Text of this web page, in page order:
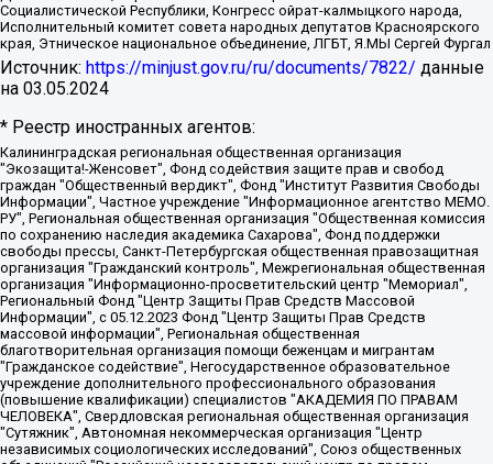
Социалистической Республики, Конгресс ойрат-калмыцкого народа,
Исполнительный комитет совета народных депутатов Красноярского
края, Этническое национальное объединение, ЛГБТ, Я.МЫ Сергей Фургал
Источник: https://minjust.gov.ru/ru/documents/7822/ данные
на 03.05.2024
* Реестр иностранных агентов:
Калининградская региональная общественная организация "Экозащита!-Женсовет", Фонд содействия защите прав и свобод граждан "Общественный вердикт", Фонд "Институт Развития Свободы Информации", Частное учреждение "Информационное агентство МЕМО. РУ", Региональная общественная организация "Общественная комиссия по сохранению наследия академика Сахарова", Фонд поддержки свободы прессы, Санкт-Петербургская общественная правозащитная организация "Гражданский контроль", Межрегиональная общественная организация "Информационно-просветительский центр "Мемориал", Региональный Фонд "Центр Защиты Прав Средств Массовой Информации", с 05.12.2023 Фонд "Центр Защиты Прав Средств массовой информации", Региональная общественная благотворительная организация помощи беженцам и мигрантам "Гражданское содействие", Негосударственное образовательное учреждение дополнительного профессионального образования (повышение квалификации) специалистов "АКАДЕМИЯ ПО ПРАВАМ ЧЕЛОВЕКА", Свердловская региональная общественная организация "Сутяжник", Автономная некоммерческая организация "Центр независимых социологических исследований", Союз общественных объединений "Российский исследовательский центр по правам человека", Региональное общественное учреждение научно-информационный центр "МЕМОРИАЛ", Некоммерческая организация "Фонд защиты гласности", Автономная некоммерческая организация "Институт прав человека", Городская общественная организация "Екатеринбургское общество "МЕМОРИАЛ", Городская общественная организация "Рязанское историко-просветительское и правозащитное общество "Мемориал" (Рязанский Мемориал), Челябинский региональный орган общественной самодеятельности – женское общественное объединение "Женщины Евразии", Челябинский региональный орган общественной самодеятельности "Уральская правозащитная группа", Фонд содействия защите здоровья и социальной справедливости имени Андрея Рылькова, Автономная Некоммерческая Организация "Аналитический Центр Юрия Левады", Автономная некоммерческая организация социальной поддержки населения "Проект Апрель", Региональная общественная организация помощи женщинам и детям, находящимся в кризисной ситуации "Информационно-методический центр "Анна", Фонд содействия развитию массовых коммуникаций и правовому просвещению "Так-так-Так", Фонд содействия устойчивому развитию "Серебряная тайга", Свердловский региональный общественный фонд социальных проектов "Новое время", "Idel.Реалии", Кавказ.Реалии, Крым.Реалии, Телеканал Настоящее Время, Татаро-башкирская служба Радио Свобода (Azatliq Radiosi), Радио Свободная Европа/Радио Свобода (PCE/PC), "Сибирь.Реалии", "Фактограф", Благотворительный фонд помощи осужденным и их семьям, Автономная некоммерческая организация "Институт глобализации и социальных движений", Фонд "В защиту прав заключенных", Частное учреждение "Центр поддержки и содействия развитию средств массовой информации", Пензенский региональный общественный благотворительный фонд "Гражданский союз", "Север.Реалии", Некоммерческая организация Фонд "Правовая инициатива", Общество с ограниченной ответственностью "Радио Свободная Европа/Радио Свобода", Чешское информационное агентство "MEDIUM-ORIENT", Красноярская региональная общественная организация "Мы против СПИДа", Камалягин Денис Николаевич, Маркелов Сергей Евгеньевич, Пономарев Лев Александрович, Савицкая Людмила Алексеевна, Автономная некоммерческая организация "Центр по работе с проблемой насилия "НАСИЛИЮ.НЕТ", Межрегиональный профессиональный союз работников здравоохранения "Альянс врачей", Юридическое лицо, зарегистрированное в Латвийской Республике, SIA "Medusa Project" (регистрационный номер 40103797863, дата регистрации 10.06.2014), Некоммерческая организация "Фонд по борьбе с коррупцией", Автономная некоммерческая организация "Институт права и публичной политики", Баданин Роман Сергеевич, Гликин Максим Александрович, Железнова Мария Михайловна, Лукьянова Юлия Сергеевна, Маетная Елизавета Витальевна, Маняхин Петр Борисович, Чуракова Ольга Владимировна, Ярош Юлия Петровна, Юридическое лицо "The Insider SIA", зарегистрированное в Риге, Латвийская Республика (дата регистрации 26.06.2015), являющееся администратором доменного имени интернет-издания "The Insider SIA", https://theins.ru, Постернак Алексей Евгеньевич, Рубин Михаил Аркадьевич, Анин Роман Александрович, Юридическое лицо Istories fonds, зарегистрированное в Латвийской Республике (регистрационный номер 50008295751, дата регистрации 24.02.2020), Великовский Дмитрий Александрович, Долинина Ирина Николаевна, Мароховская Алеся Алексеевна, Шлейнов Роман Юрьевич, Шмагун Олеся Валентиновна, Общество с ограниченной ответственностью "Альтаир 2021", Общество с ограниченной ответственностью "Вега 2021", Общество с ограниченной ответственностью "Главный редактор 2021", Общество с ограниченной ответственностью "Ромашки монолит", Важенков Артем Валерьевич, Ивановская областная общественная организация "Центр гендерных исследований", Гурман Юрий Альбертович, Медиапроект "ОВД-Инфо", Егоров Владимир Владимирович, Жилинский Владимир Александрович, Общество с ограниченной ответственностью "ЗП", Иванова София Юрьевна, Карезина Инна Павловна, Кильтау Екатерина Викторовна, Петров Алексей Викторович, Пискунов Сергей Евгеньевич, Смирнов Сергей Сергеевич, Тихонов Михаил Сергеевич, Общество с ограниченной ответственностью "ЖУРНАЛИСТ-ИНОСТРАННЫЙ АГЕНТ", Арапова Галина Юрьевна, Вольтская Татьяна Анатольевна, Американская компания "Mason G.E.S. Anonymous Foundation" (США), являющаяся владельцем интернет-издания https://mnews.world/, Компания "Stichting Bellingcat", зарегистрированная в Нидерландах (дата регистрации 11.07.2018), Захаров Андрей Вячеславович, Клепиковская Екатерина Дмитриевна, Общество с ограниченной ответственностью "МЕМО", Перл Роман Александрович, Симонов Евгений Алексеевич, Соловьева Елена Анатольевна, Сотников Даниил Владимирович, Сурначева Елизавета Дмитриевна, Автономная некоммерческая организация по защите прав человека и информированию населения "Якутия – Наше Мнение", Общество с ограниченной ответственностью "Москоу диджитал медиа", с 26.01.2023 Общество с ограниченной ответственностью "Чайка Белые сады", Ветошкина Валерия Валерьевна, Заговора Максим Александрович, Межрегиональное общественное движение "Российская ЛГБТ - сеть", Оленичев Максим Владимирович, Павлов Иван Юрьевич, Скворцова Елена Сергеевна, Общество с ограниченной ответственностью "Как бы инагент", Кочетков Игорь Викторович, Общество с ограниченной ответственностью "Честные выборы", Еланчик Олег Александрович, Общество с ограниченной ответственностью "Нобелевский призыв", Гималова Регина Эмилевна, Григорьев Андрей Валерьевич, Григорьева Алина Александровна, Ассоциация по содействию защите прав призывников, альтернативнослужащих и военнослужащих "Правозащитная группа "Гражданин.Армия.Право", Хисамова Регина Фаритовна, Автономная некоммерческая организация по реализации социально-правовых программ "Лилит", Дальневосточное общественное движение "Маяк", Санкт-Петербургская ЛГБТ-инициативная группа "Выход", Инициативная группа ЛГБТ+ "Реверс", Алексеев Андрей Викторович, Бекбулатова Таисия Львовна, Беляев Иван Михайлович, Владыкина Елена Сергеевна, Гельман Марат Александрович, Никульшина Вероника Юрьевна, Толоконникова Надежда Андреевна, Шендерович Виктор Анатольевич, Общество с ограниченной ответственностью "Данное сообщение", Общество с ограниченной ответственностью Издательский дом "Новая глава", Айнбиндер Александра Александровна, Московский комьюнити-центр для ЛГБТ+инициатив, Благотворительный фонд развития филантропии, Deutsche Welle (Германия, Kurt-Schumacher-Strasse 3, 53113 Bonn), Борзунова Мария Михайловна, Воробьев Виктор Викторович, Голубева Анна Львовна, Константинова Алла Михайловна, Малкова Ирина Владимировна, Мурадов Мурад Абдулгалимович, Осетинская Елизавета Николаевна, Понасенков Евгений Николаевич, Ганапольский Матвей Юрьевич, Киселев Евгений Алексеевич, Борухович Ирина Григорьевна, Дремин Иван Тимофеевич, Дубровский Дмитрий Викторович, Красноярская региональная общественная организация поддержки и развития альтернативных образовательных технологий и межкультурных коммуникаций "ИНТЕРРА", Маяковская Екатерина Алексеевна, Фейгин Марк Захарович, Филимонов Андрей Викторович, Дзугкоева Регина Николаевна, Доброхотов Роман Александрович, Дудь Юрий Александрович, Елкин Сергей Владимирович, Кругликов Кирилл Игоревич, Сабунаева Мария Леонидовна, Семенов Алексей Владимирович, Шаинян Карен Багратович, Шульман Екатерина Михайловна, Асафьев Артур Валерьевич, Вахштайн Виктор Семенович, Венедиктов Алексей Алексеевич, Лушникова Екатерина Евгеньевна, Волков Леонид Михайлович, Невзоров Александр Глебович, Пархоменко Сергей Борисович, Сироткин Ярослав Николаевич, Кара-Мурза Владимир Владимирович, Баранова Наталья Владимировна, Гозман Леонид Яковлевич, Кагарлицкий Борис Юльевич, Климарев Михаил Валерьевич, Милов Владимир Станиславович, Автономная некоммерческая организация Краснодарский центр современного искусства "Типография", Моргенштерн Алишер Тагирович, Соболь Любовь Эдуардовна, Общество с ограниченной ответственностью "ЛИЗА НОРМ", Каспаров Гарри Кимович, Ходорковский Михаил Борисович, Общество с ограниченной ответственностью "Апрельские тезисы", Данилович Ирина Брониславовна, Кашин Олег Владимирович, Петров Николай Владимирович, Пивоваров Алексей Владимирович, Соколов Михаил Владимирович, Цветкова Юлия Владимировна, Чичваркин Евгений Александрович, Комитет против пыток/Команда против пыток, Общество с ограниченной ответственностью "Первый научный", Общество с ограниченной ответственностью "Вертолет и ко", Белоцерковская Вероника Борисовна, Кац Максим Евгеньевич, Лазарева Татьяна Юрьевна, Шаведдинов Руслан Табризович, Яшин Илья Валерьевич, Общество с ограниченной ответственностью "Иноагент ААВ", Алешковский Дмитрий Петрович, Альбац Евгения Марковна, Быков Дмитрий Львович, Галямина Юлия Евгеньевна, Лойко Сергей Леонидович, Мартынов Кирилл Константинович, Медведев Сергей Александрович, Крашенинников Федор Геннадиевич, Гордеева Катерина Вл